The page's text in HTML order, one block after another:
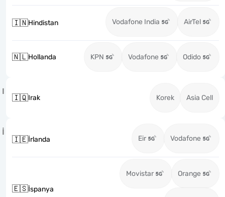
🇮🇳Hindistan Vodafone India AirTel
🇳🇱Hollanda KPN Vodafone Odido
I
🇮🇶Irak Korek Asia Cell
İ
🇮🇪İrlanda Eir Vodafone
🇪🇸İspanya
Movistar Orange